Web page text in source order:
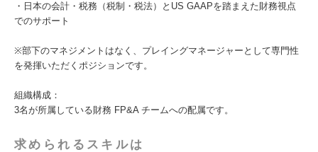
・日本の会計・税務（税制・税法）とUS GAAPを踏まえた財務視点
でのサポート
※部下のマネジメントはなく、プレイングマネージャーとして専門性
を発揮いただくポジションです。
組織構成：
3名が所属している財務 FP&A チームへの配属です。
求められるスキルは